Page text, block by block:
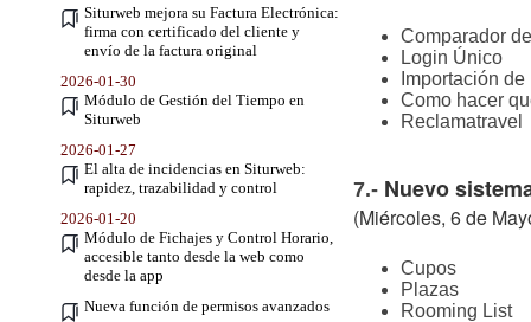
Siturweb mejora su Factura Electrónica:
firma con certificado del cliente y
envío de la factura original
2026-01-30
Módulo de Gestión del Tiempo en
Siturweb
2026-01-27
El alta de incidencias en Siturweb:
rapidez, trazabilidad y control
2026-01-20
Módulo de Fichajes y Control Horario,
accesible tanto desde la web como
desde la app
Nueva función de permisos avanzados
Comparador
Login Único
Importación
Como hacer
Reclamatravel
7.- Nuevo
(Miércoles, 6 de
Cupos
Plazas
Rooming List